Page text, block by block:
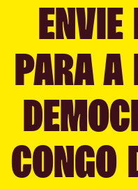
ENVIE
PARA A
CONGO